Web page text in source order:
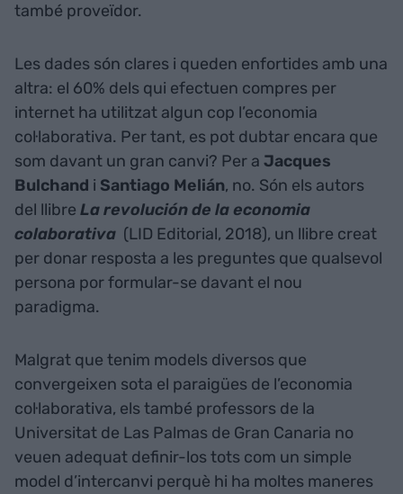
també proveïdor.
Les dades són clares i queden enfortides amb una
altra: el 60% dels qui efectuen compres per
internet ha utilitzat algun cop l’economia
col·laborativa. Per tant, es pot dubtar encara que
som davant un gran canvi? Per a Jacques
Bulchand i Santiago Melián, no. Són els autors
del llibre La revolución de la economia
colaborativa (LID Editorial, 2018), un llibre creat
per donar resposta a les preguntes que qualsevol
persona por formular-se davant el nou
paradigma.
Malgrat que tenim models diversos que
convergeixen sota el paraigües de l’economia
col·laborativa, els també professors de la
Universitat de Las Palmas de Gran Canaria no
veuen adequat definir-los tots com un simple
model d’intercanvi perquè hi ha moltes maneres